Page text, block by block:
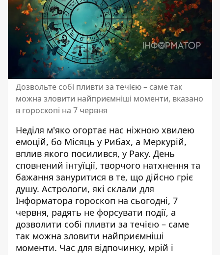
Дозвольте собі пливти за течією – саме так
можна зловити найприємніші моменти, вказано
в гороскопі на 7 червня
Неділя м'яко огортає нас ніжною хвилею
емоцій, бо Місяць у Рибах, а Меркурій,
вплив якого посилився, у Раку. День
сповнений інтуїції, творчого натхнення та
бажання зануритися в те, що дійсно гріє
душу. Астрологи, які склали для
Інформатора гороскоп на сьогодні, 7
червня, радять не форсувати події, а
дозволити собі пливти за течією – саме
так можна зловити найприємніші
моменти. Час для відпочинку, мрій і